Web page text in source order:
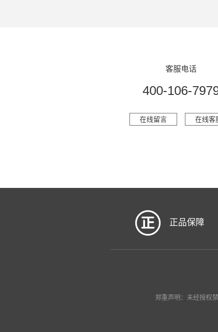
客服电话
400-106-
在线留言 在线客
正品保障
郑重声明：未经授权